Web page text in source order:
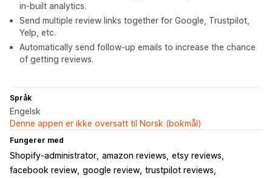
in-built analytics.
Send multiple review links together for Google, Trustpilot,
Yelp, etc.
Automatically send follow-up emails to increase the chance
of getting reviews.
Språk
Engelsk
Denne appen er ikke oversatt til Norsk (bokmål)
Fungerer med
Shopify-administrator amazon reviews etsy reviews
facebook review google review trustpilot reviews